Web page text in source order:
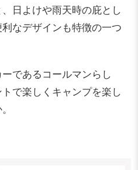
日よけや雨天時の庇とし
なデザインも特徴の一つ
であるコールマンらし
で楽しくキャンプを楽し